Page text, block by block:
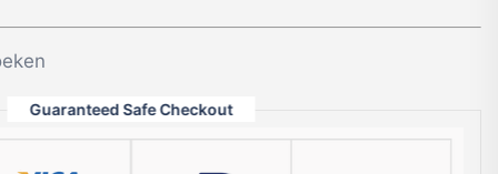
Guaranteed Safe Checkout